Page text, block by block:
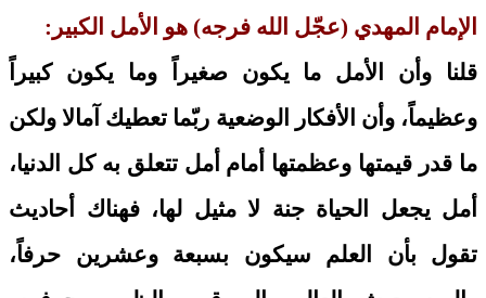
الإمام المهدي (عجّل الله فرجه) هو الأمل الكبير:
قلنا وأن الأمل ما يكون صغيراً وما يكون كبيراً
وعظيماً، وأن الأفكار الوضعية ربّما تعطيك آمالا ولكن
ما قدر قيمتها وعظمتها أمام أمل تتعلق به كل الدنيا،
أمل يجعل الحياة جنة لا مثيل لها، فهناك أحاديث
تقول بأن العلم سيكون بسبعة وعشرين حرفاً،